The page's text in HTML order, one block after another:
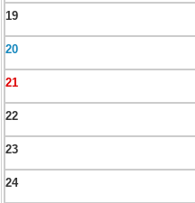
19
20
21
22
23
24